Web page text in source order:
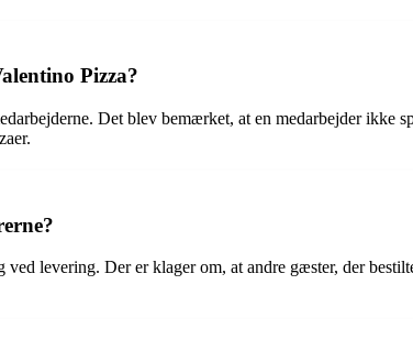
Pizza?
Det blev bemærket, at en medarbejder
levering. Der er klager om, at andre gæster, der